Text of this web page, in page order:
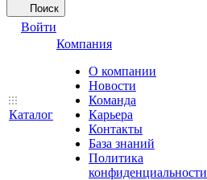
Поиск
Войти
Каталог
Компания
О компании
Новости
Команда
Карьера
Контакты
База знаний
Политика
конфиденциальности